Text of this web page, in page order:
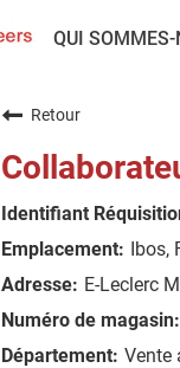
QUI SOMMES-
Retour
Ibos,
E-Leclerc
Vente